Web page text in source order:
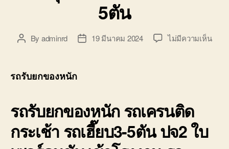
5ตัน
PostBy adminrd
Post19 มีนาคม 2024 ไม่มีความเห็นบน
รถรับยกของหนัก
รถรับยกของหนัก รถเครนติด
กระเช้า รถเฮี๊ยบ3-5ตัน ปจ2 ใบ